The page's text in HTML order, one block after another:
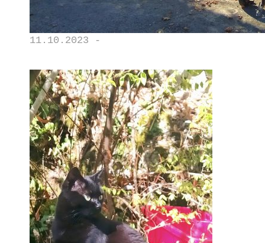
11.10.2023 -